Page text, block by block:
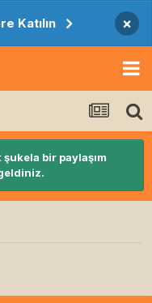
Katılın ×
bir paylaşım